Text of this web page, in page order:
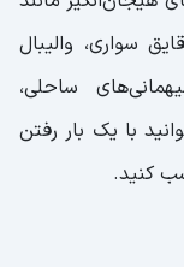
سواری، والیبال
ساحلی،
با یک بار رفتن
کنید.